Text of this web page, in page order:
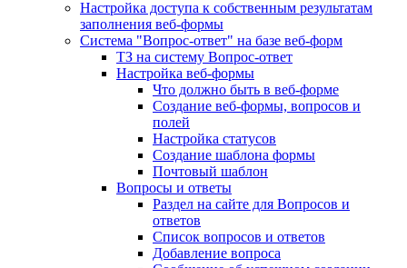
Настройка доступа к собственным результатам
заполнения веб-формы
Система "Вопрос-ответ" на базе веб-форм
ТЗ на систему Вопрос-ответ
Настройка веб-формы
Что должно быть в веб-форме
Создание веб-формы, вопросов и
полей
Настройка статусов
Создание шаблона формы
Почтовый шаблон
Вопросы и ответы
Раздел на сайте для Вопросов и
ответов
Список вопросов и ответов
Добавление вопроса